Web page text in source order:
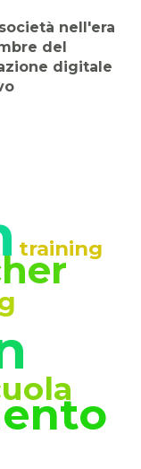
nell'era
del
digitale
training